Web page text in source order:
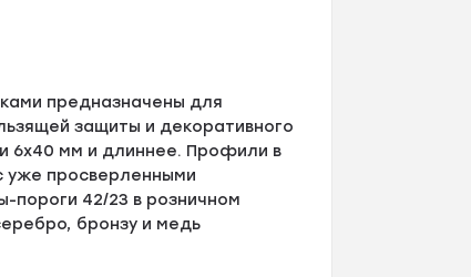
предназначены для
защиты и декоративного
6х40 мм и длиннее. Профили в
уже просверленными
пороги 42/23 в розничном
бронзу и медь